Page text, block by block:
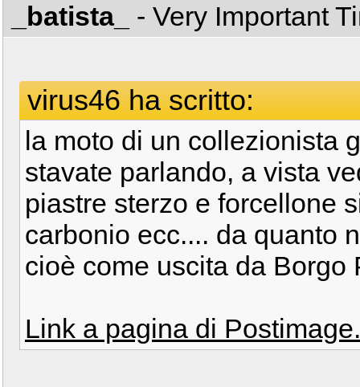
_batista_ - Very Important
virus46 ha scritto:
la moto di un collezionista
stavate parlando, a vista
piastre sterzo e forcellone
carbonio ecc.... da quanto
cioè come uscita da Borgo
Link a pagina di